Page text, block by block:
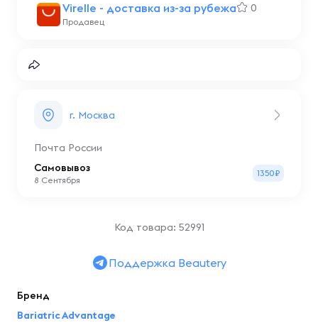
Virelle - доставка из-за рубежа 0
Продавец
г. Москва
Почта России
Самовывоз
8 Сентября
1350₽
Код товара: 52991
Поддержка Beautery
Бренд
Bariatric Advantage